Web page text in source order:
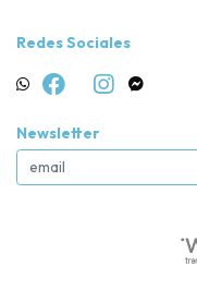
Redes Sociales
Newsletter